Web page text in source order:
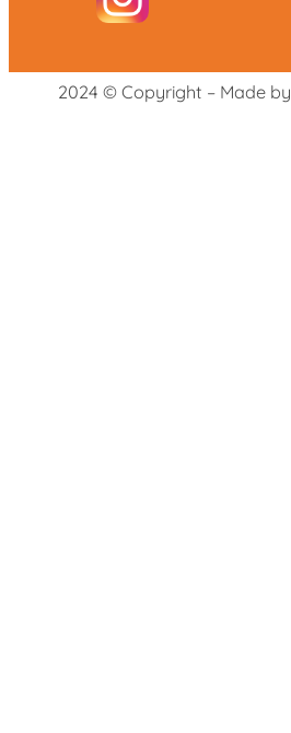
2024 © Copyright – Made by